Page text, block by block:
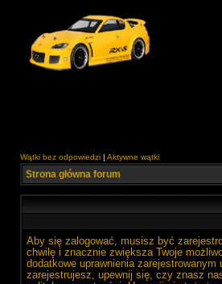
Wątki bez odpowiedzi | Aktywne wątki
Strona główna forum
Aby się zalogować, musisz być
chwilę i znacznie zwiększa Twoje
dodatkowe uprawnienia
zarejestrujesz, upewnij się, czy znasz